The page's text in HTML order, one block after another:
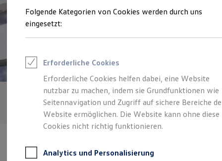
Junge Gebrauchtwagen und Gebrauchtwagen
Volkswagen Zertifizierte Gebrauchtwagen
Zubehör- und Serviceangebote
Leasing
Leasing-Angebote
Gebrauchtwagen Leasing
Junge Gebrauchtwagen-Leasing
Elektroauto Leasing
Kleinwagen-Leasing
Leasing ohne Anzahlung
Finanzierung
Kfz-Versicherung
Folgende Kategorien von Cookies werden durch uns
eingesetzt:
Erforderliche Cookies
Erforderliche Cookies helfen dabei, eine Website
nutzbar zu machen, indem sie Grundfunktionen wie
Seitennavigation und Zugriff auf sichere Bereiche
Website ermöglichen. Die Website kann ohne diese
Cookies nicht richtig funktionieren.
Analytics und Personalisierung